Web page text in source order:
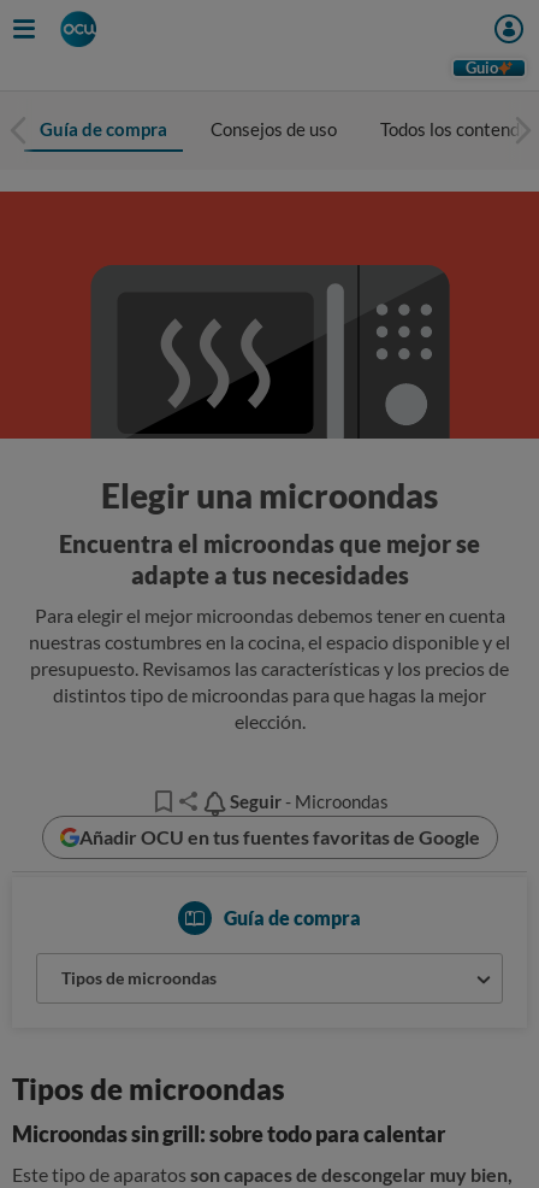
Guio
Guía de compra Consejos de uso Todos los
Elegir una microondas
Encuentra el microondas que mejor se
adapte a tus necesidades
Para elegir el mejor microondas debemos tener en cuenta
nuestras costumbres en la cocina, el espacio disponible y el
presupuesto. Revisamos las características y los precios de
distintos tipo de microondas para que hagas la mejor
elección.
Seguir
Seguir- Microondas
Añadir OCU en tus fuentes favoritas de Google
Guía de compra
Tipos de microondas
Tipos de microondas
Microondas sin grill: sobre todo para calentar
Este tipo de aparatos son capaces de descongelar muy bien,